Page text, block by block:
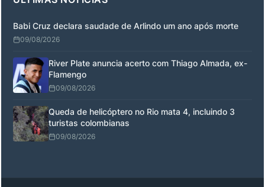
Babi Cruz declara saudade de Arlindo um ano após morte
09/08/2026
River Plate anuncia acerto com Thiago Almada, ex-
Flamengo
09/08/2026
Queda de helicóptero no Rio mata 4, incluindo 3
turistas colombianas
09/08/2026